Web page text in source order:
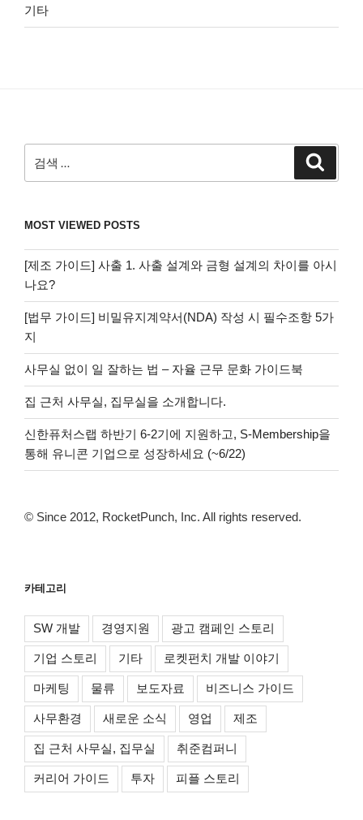
기타
색:
MOST VIEWED POSTS
[제조 가이드] 사출 1. 사출 설계와 금형 설계의 차이를 아시
나요?
[법무 가이드] 비밀유지계약서(NDA) 작성 시 필수조항 5가
지
사무실 없이 일 잘하는 법 – 자율 근무 문화 가이드북
집 근처 사무실, 집무실을 소개합니다.
신한퓨처스랩 하반기 6-2기에 지원하고, S-Membership을
통해 유니콘 기업으로 성장하세요 (~6/22)
© Since 2012, RocketPunch, Inc. All rights reserved.
카테고리
SW 개발 경영지원 광고 캠페인 스토리
기업 스토리 기타 로켓펀치 개발 이야기
마케팅 물류 보도자료 비즈니스 가이드
사무환경 새로운 소식 영업 제조
집 근처 사무실, 집무실 취준컴퍼니
커리어 가이드 투자 피플 스토리